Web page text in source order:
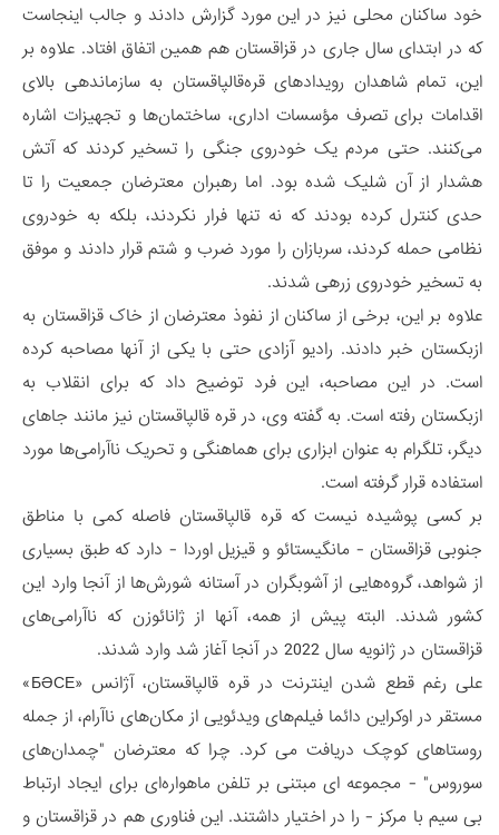
خود ساکنان محلی نیز در این مورد گزارش دادند و جالب اینجاست
که در ابتدای سال جاری در قزاقستان هم همین اتفاق افتاد. علاوه بر
این، تمام شاهدان رویدادهای قره‌قالپاقستان به سازماندهی بالای
اقدامات برای تصرف مؤسسات اداری، ساختمان‌ها و تجهیزات اشاره
می‌کنند. حتی مردم یک خودروی جنگی را تسخیر کردند که آتش
هشدار از آن شلیک شده بود. اما رهبران معترضان جمعیت را تا
حدی کنترل کرده بودند که نه تنها فرار نکردند، بلکه به خودروی
نظامی حمله کردند، سربازان را مورد ضرب و شتم قرار دادند و موفق
به تسخیر خودروی زرهی شدند.
علاوه بر این، برخی از ساکنان از نفوذ معترضان از خاک قزاقستان به
ازبکستان خبر دادند. رادیو آزادی حتی با یکی از آنها مصاحبه‌ کرده
است. در این مصاحبه، این فرد توضیح داد که برای انقلاب به
ازبکستان رفته است. به گفته وی، در قره قالپاقستان نیز مانند جاهای
دیگر، تلگرام به عنوان ابزاری برای هماهنگی و تحریک ناآرامی‌ها مورد
استفاده قرار گرفته است.
بر کسی پوشیده نیست که قره قالپاقستان فاصله کمی با مناطق
جنوبی قزاقستان - مانگیستائو و قیزیل اوردا - دارد که طبق بسیاری
از شواهد، گروه‌هایی از آشوبگران در آستانه شورش‌ها از آنجا وارد این
کشور شدند. البته پیش از همه، آنها از ژانائوزن که ناآرامی‌های
قزاقستان در ژانویه سال 2022 در آنجا آغاز شد وارد شدند.
علی رغم قطع شدن اینترنت در قره قالپاقستان، آژانس «БӘСЕ»
مستقر در اوکراین دائما فیلم‌های ویدئویی از مکان‌های ناآرام، از جمله
روستاهای کوچک دریافت می کرد. چرا که معترضان "چمدان‌های
سوروس" - مجموعه ای مبتنی بر تلفن ماهواره‌ای برای ایجاد ارتباط
بی سیم با مرکز - را در اختیار داشتند. این فناوری هم در قزاقستان و